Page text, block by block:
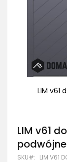
LIM v61
Przejdź
na
początek
galerii
LIM v61
SKU LIM V61